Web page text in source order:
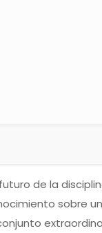
de la
sobre